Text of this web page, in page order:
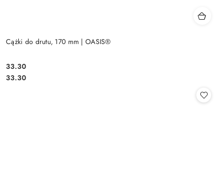
Cążki do drutu, 170 mm | OASIS®
Cena:
33.30
Cena:
33.30